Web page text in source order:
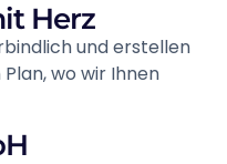
Herz
und erstellen
wo wir Ihnen